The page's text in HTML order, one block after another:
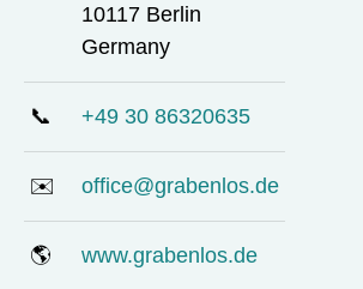
10117 Berlin
Germany
📞 +49 30 86320635
✉️ office@grabenlos.de
🌎 www.grabenlos.de